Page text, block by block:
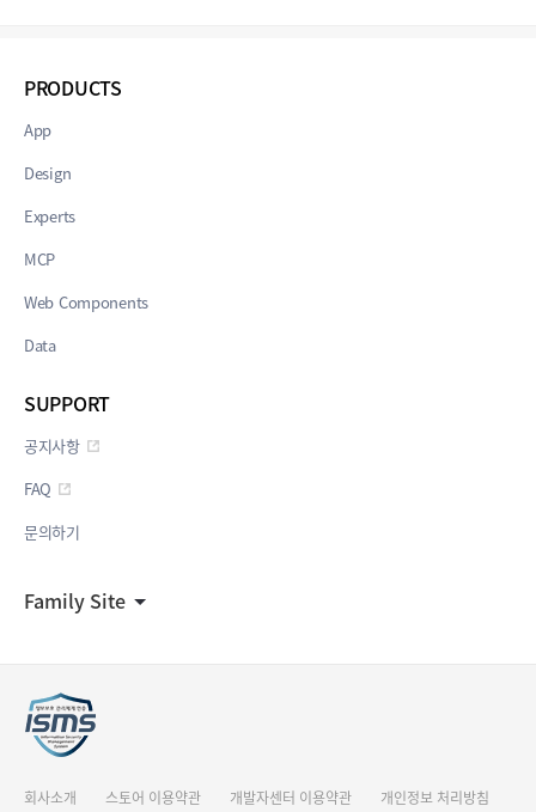
Family Site
PRODUCTS
App
Design
Experts
MCP
Web Components
Data
SUPPORT
공지사항
FAQ
문의하기
회사소개 스토어 이용약관 개발자센터 이용약관 개인정보 처리방침